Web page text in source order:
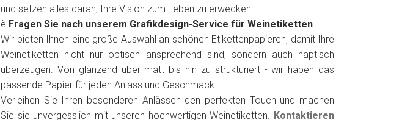
und setzen alles daran, Ihre Vision zum Leben zu erwecken.
è Fragen Sie nach unserem Grafikdesign-Service für Weinetiketten
Wir bieten Ihnen eine große Auswahl an schönen Etikettenpapieren, damit Ihre
Weinetiketten nicht nur optisch ansprechend sind, sondern auch haptisch
überzeugen. Von glänzend über matt bis hin zu strukturiert - wir haben das
passende Papier für jeden Anlass und Geschmack.
Verleihen Sie Ihren besonderen Anlässen den perfekten Touch und machen
Sie sie unvergesslich mit unseren hochwertigen Weinetiketten. Kontaktieren